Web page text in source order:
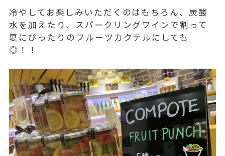
冷やしてお楽しみいただくのはもちろん、炭酸
水を加えたり、スパークリングワインで割って
夏にぴったりのフルーツカクテルにしても
◎！！